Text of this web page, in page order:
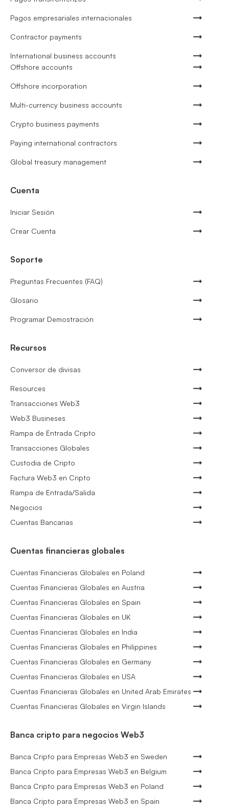
Pagos empresariales internacionales
Contractor payments
International business accounts
Offshore accounts
Offshore incorporation
Multi-currency business accounts
Crypto business payments
Paying international contractors
Global treasury management
Cuenta
Iniciar Sesión
Crear Cuenta
Soporte
Preguntas Frecuentes (FAQ)
Glosario
Programar Demostración
Recursos
Conversor de divisas
Resources
Transacciones Web3
Web3 Busineses
Rampa de Entrada Cripto
Transacciones Globales
Custodia de Cripto
Factura Web3 en Cripto
Rampa de Entrada/Salida
Negocios
Cuentas Bancarias
Cuentas financieras globales
Cuentas Financieras Globales en Poland
Cuentas Financieras Globales en Austria
Cuentas Financieras Globales en Spain
Cuentas Financieras Globales en UK
Cuentas Financieras Globales en India
Cuentas Financieras Globales en Philippines
Cuentas Financieras Globales en Germany
Cuentas Financieras Globales en USA
Cuentas Financieras Globales en United Arab Emirates
Cuentas Financieras Globales en Virgin Islands
Banca cripto para negocios Web3
Banca Cripto para Empresas Web3 en Sweden
Banca Cripto para Empresas Web3 en Belgium
Banca Cripto para Empresas Web3 en Poland
Banca Cripto para Empresas Web3 en Spain